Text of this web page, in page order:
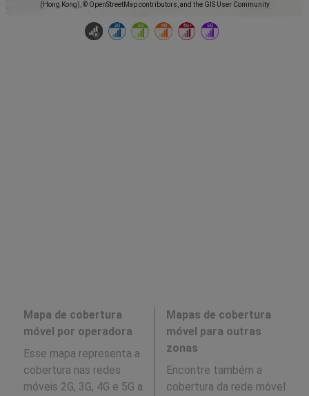
(Hong Kong), © OpenStreetMap contributors, and the GIS User Community
Mapa de cobertura
móvel por operadora
Esse mapa representa a
cobertura nas redes
móveis 2G, 3G, 4G e 5G a
Mapas de cobertura
móvel para outras
zonas
Encontre também a
cobertura da rede móvel